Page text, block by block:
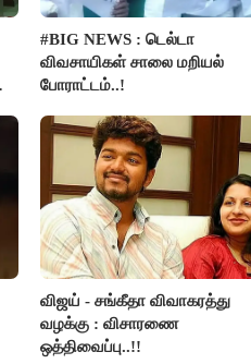
#BIG NEWS : டெல்டா
விவசாயிகள் சாலை மறியல்
போராட்டம்..!
விஜய் - சங்கீதா விவாகரத்து
வழக்கு : விசாரணை
ஒத்திவைப்பு..!!